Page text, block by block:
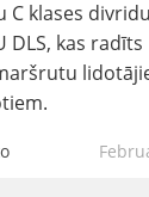
C klases divridu
DLS, kas radīts